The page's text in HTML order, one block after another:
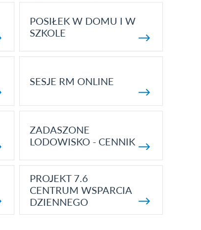
POSIŁEK W DOMU I W
SZKOLE
SESJE RM ONLINE
ZADASZONE
LODOWISKO - CENNIK
PROJEKT 7.6
CENTRUM WSPARCIA
DZIENNEGO